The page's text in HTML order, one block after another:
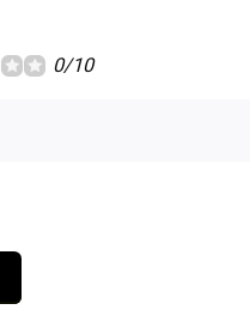
0/10